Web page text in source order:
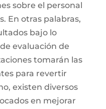
sobre el personal
En otras palabras,
bajo lo
evaluación de
tomarán las
para revertir
existen diversos
en mejorar